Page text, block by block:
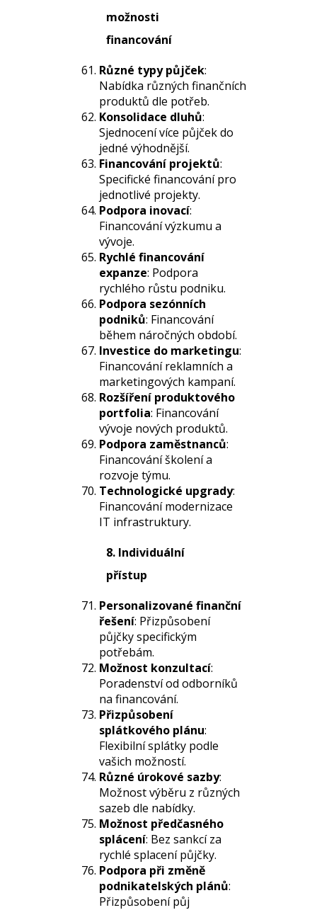
možnosti
financování
Různé typy půjček:
Nabídka různých finančních
produktů dle potřeb.
Konsolidace dluhů:
Sjednocení více půjček do
jedné výhodnější.
Financování projektů:
Specifické financování pro
jednotlivé projekty.
Podpora inovací:
Financování výzkumu a
vývoje.
Rychlé financování
expanze: Podpora
rychlého růstu podniku.
Podpora sezónních
podniků: Financování
během náročných období.
Investice do marketingu:
Financování reklamních a
marketingových kampaní.
Rozšíření produktového
portfolia: Financování
vývoje nových produktů.
Podpora zaměstnanců:
Financování školení a
rozvoje týmu.
Technologické upgrady:
Financování modernizace
IT infrastruktury.
8. Individuální
přístup
Personalizované finanční
řešení: Přizpůsobení
půjčky specifickým
potřebám.
Možnost konzultací:
Poradenství od odborníků
na financování.
Přizpůsobení
splátkového plánu:
Flexibilní splátky podle
vašich možností.
Různé úrokové sazby:
Možnost výběru z různých
sazeb dle nabídky.
Možnost předčasného
splácení: Bez sankcí za
rychlé splacení půjčky.
Podpora při změně
podnikatelských plánů:
Přizpůsobení půj